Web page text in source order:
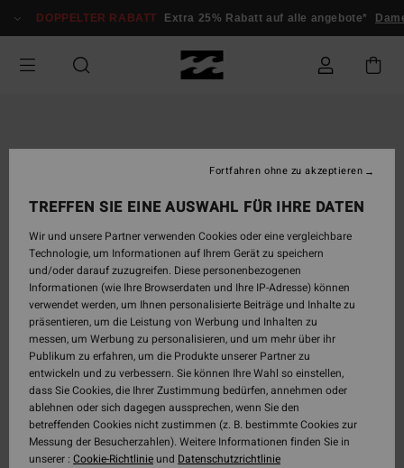
zur
springen
DOPPELTER RABATT Extra 25% Rabatt auf alle angebote*
TREFFEN SIE EINE AUSWAHL FÜR IHRE DATEN
Wir und unsere Partner verwenden Cookies oder eine vergleichbare
Technologie, um Informationen auf Ihrem Gerät zu speichern
und/oder darauf zuzugreifen. Diese personenbezogenen
Informationen (wie Ihre Browserdaten und Ihre IP-Adresse) können
verwendet werden, um Ihnen personalisierte Beiträge und Inhalte zu
präsentieren, um die Leistung von Werbung und Inhalten zu
messen, um Werbung zu personalisieren, und um mehr über ihr
Publikum zu erfahren, um die Produkte unserer Partner zu
entwickeln und zu verbessern. Sie können Ihre Wahl so einstellen,
dass Sie Cookies, die Ihrer Zustimmung bedürfen, annehmen oder
ablehnen oder sich dagegen aussprechen, wenn Sie den
betreffenden Cookies nicht zustimmen (z. B. bestimmte Cookies zur
Messung der Besucherzahlen). Weitere Informationen finden Sie in
unserer : Cookie-Richtlinieund Datenschutzrichtlinie
Fortfahren ohne zu akzeptieren